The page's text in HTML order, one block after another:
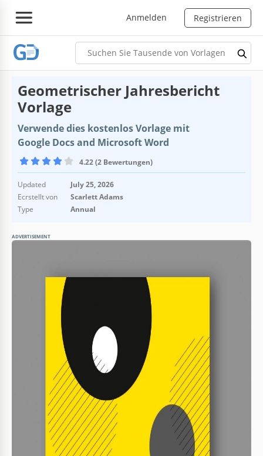
Anmelden Registrieren
Geometrischer Jahresbericht
Vorlage
Verwende dies kostenlos Vorlage mit
Google Docs and Microsoft Word
4.22 (2 Bewertungen)
Updated
July 25, 2026
Ecrstellt von
Scarlett Adams
Type
Annual
ADVERTISEMENT